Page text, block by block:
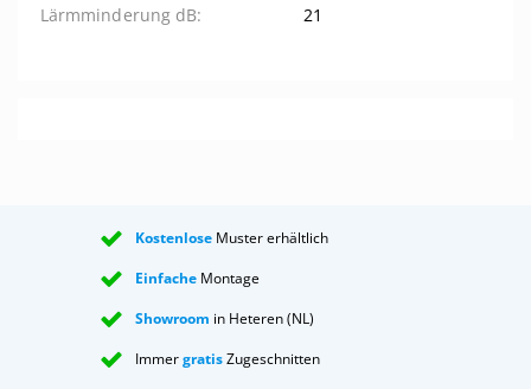
21
Kostenlose Muster erhältlich
Einfache Montage
Showroom in Heteren (NL)
ImmergratisZugeschnitten